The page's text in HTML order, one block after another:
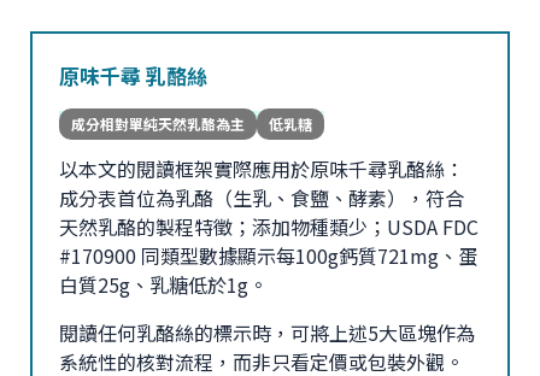
原味千尋 乳酪絲
成分相對單純天然乳酪為主 低乳糖
以本文的閱讀框架實際應用於原味千尋乳酪絲：
成分表首位為乳酪（生乳、食鹽、酵素），符合
天然乳酪的製程特徵；添加物種類少；USDA FDC
#170900 同類型數據顯示每100g鈣質721mg、蛋
白質25g、乳糖低於1g。
閱讀任何乳酪絲的標示時，可將上述5大區塊作為
系統性的核對流程，而非只看定價或包裝外觀。